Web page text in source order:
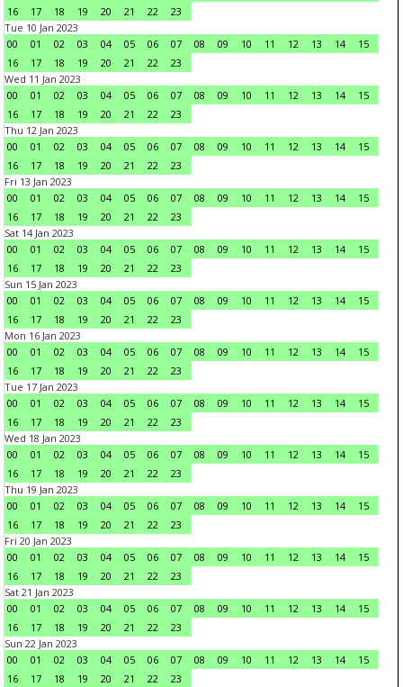
16 17 18 19 20 21 22
23
Tue 10 Jan 2023
00
01 02 03 04 05 06 07 08 09 10 11 12 13 14
15
16
17 18 19 20 21 22
23
Wed 11 Jan 2023
00
01 02 03 04 05 06 07 08 09 10 11 12 13 14
15
16
17 18 19 20 21 22
23
Thu 12 Jan 2023
00
01 02 03 04 05 06 07 08 09 10 11 12 13 14
15
16
17 18 19 20 21 22
23
Fri 13 Jan 2023
00
01 02 03 04 05 06 07 08 09 10 11 12 13 14
15
16
17 18 19 20 21 22
23
Sat 14 Jan 2023
00
01 02 03 04 05 06 07 08 09 10 11 12 13 14
15
16
17 18 19 20 21 22
23
Sun 15 Jan 2023
00
01 02 03 04 05 06 07 08 09 10 11 12 13 14
15
16
17 18 19 20 21 22
23
Mon 16 Jan 2023
00
01 02 03 04 05 06 07 08 09 10 11 12 13 14
15
16
17 18 19 20 21 22
23
Tue 17 Jan 2023
00
01 02 03 04 05 06 07 08 09 10 11 12 13 14
15
16
17 18 19 20 21 22
23
Wed 18 Jan 2023
00
01 02 03 04 05 06 07 08 09 10 11 12 13 14
15
16
17 18 19 20 21 22
23
Thu 19 Jan 2023
00
01 02 03 04 05 06 07 08 09 10 11 12 13 14
15
16
17 18 19 20 21 22
23
Fri 20 Jan 2023
00
01 02 03 04 05 06 07 08 09 10 11 12 13 14
15
16
17 18 19 20 21 22
23
Sat 21 Jan 2023
00
01 02 03 04 05 06 07 08 09 10 11 12 13 14
15
16
17 18 19 20 21 22
23
Sun 22 Jan 2023
00
01 02 03 04 05 06 07 08 09 10 11 12 13 14
15
16
17 18 19 20 21 22
23